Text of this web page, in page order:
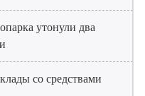
утонули два
со средствами